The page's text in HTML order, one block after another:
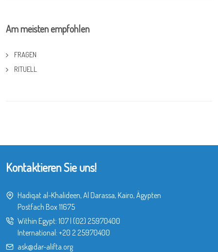
Am meisten empfohlen
FRAGEN
RITUELL
Kontaktieren Sie uns!
Hadiqat al-Khalideen, Al Darassa, Kairo, Ägypten
Postfach Box 11675
Within Egypt: 107| (02) 25970400
International: +20 2 25970400
ask@dar-alifta.org